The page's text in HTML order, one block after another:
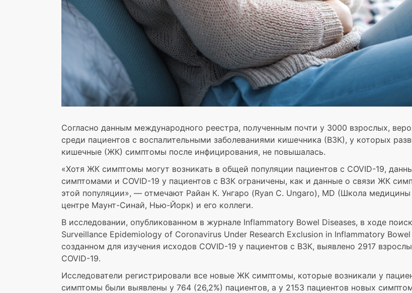
Согласно данным международного реестра, полученным почти у 3000 взрослых,
среди пациентов с воспалительными заболеваниями кишечника (ВЗК), у которых
кишечные (ЖК) симптомы после инфицирования, не повышалась.
«Хотя ЖК симптомы могут возникать в общей популяции пациентов с COVID-19,
симптомами и COVID-19 у пациентов с ВЗК ограничены, как и данные о связи ЖК
этой популяции», — отмечают Райан К. Унгаро (Ryan C. Ungaro), MD (Школа
центре Маунт-Синай, Нью-Йорк) и его коллеги.
В исследовании, опубликованном в журнале Inflammatory Bowel Diseases, в ходе
Surveillance Epidemiology of Coronavirus Under Research Exclusion in Inflammatory Bowel
созданном для изучения исходов COVID-19 у пациентов с ВЗК, выявлено 2917
COVID-19.
Исследователи регистрировали все новые ЖК симптомы, которые возникали у
симптомы были выявлены у 764 (26,2%) пациентов, а у 2153 пациентов новых